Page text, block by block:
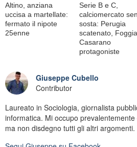
Altino, anziana
uccisa a martellate:
fermato il nipote
25enne
Serie B e C,
calciomercato
sosta: Perugia
scatenato,
Casarano
protagoniste
Giuseppe Cubello
Contributor
Laureato in Sociologia, giornalista
informatica. Mi occupo
ma non disdegno tutti gli altri argomenti.